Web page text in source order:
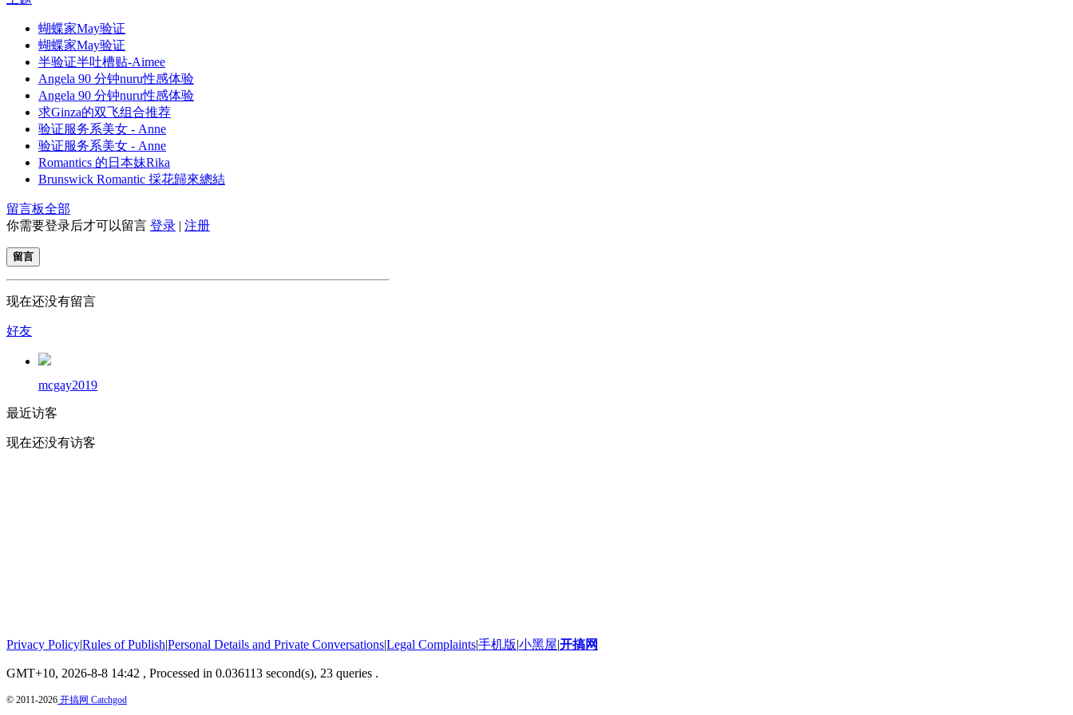
蝴蝶家May验证
蝴蝶家May验证
半验证半吐槽贴-Aimee
Angela 90 分钟nuru性感体验
Angela 90 分钟nuru性感体验
求Ginza的双飞组合推荐
验证服务系美女 - Anne
验证服务系美女 - Anne
Romantics 的日本妹Rika
Brunswick Romantic 採花歸來總結
留言板全部
你需要登录后才可以留言 登录 | 注册
留言
现在还没有留言
好友
mcgay2019
最近访客
现在还没有访客
Privacy Policy|Rules of Publish|Personal Details and Private Conversations|Legal Complaints|手机版|小黑屋|开搞网
GMT+10, 2026-8-8 14:42 , Processed in 0.036113 second(s), 23 queries .
© 2011-2026 开搞网 Catchgod